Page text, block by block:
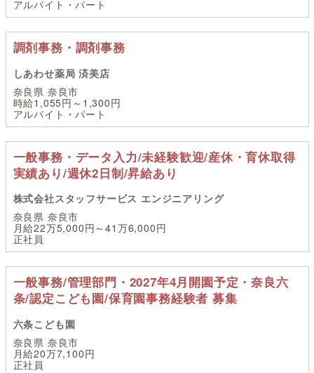
アルバイト・パート
調剤事務・調剤事務
しあわせ薬局 済美店
奈良県 奈良市
時給1,055円～1,300円
アルバイト・パート
一般事務・データ入力/未経験歓迎/産休・育休取得
実績あり/週休2日制/昇給あり
株式会社スタッフサービス エンジニアリング
奈良県 奈良市
月給22万5,000円～41万6,000円
正社員
一般事務/管理部門・2027年4月開園予定・奈良六
条/認定こども園/保育園事務経験者 募集
六条こども園
奈良県 奈良市
月給20万7,100円
正社員